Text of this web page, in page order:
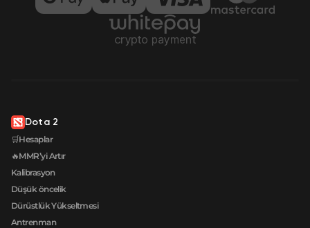
Dota 2
🛒Hesaplar
🔥MMR’yi Artır
Kalibrasyon
Düşük öncelik
Dürüstlük Yükseltmesi
Antrenman